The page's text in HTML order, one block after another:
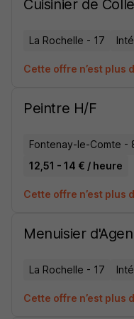
Cuisinier de
La Rochelle - 17
Cette offre n’est plus
Peintre H/F
Fontenay-le-Comte -
12,51 - 14 € / heure
Cette offre n’est plus
Menuisier
La Rochelle - 17
Cette offre n’est plus